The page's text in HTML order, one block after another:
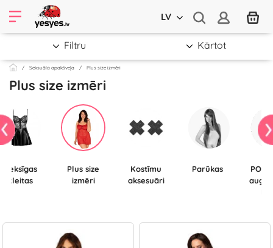
LV
Seksuāla apakšveļa Plus size izmēri
Filtru Kārtot
Plus size izmēri
kleitas
Plus size
izmēri
Kostīmu
aksesuāri
Parūkas
POLE DANCE